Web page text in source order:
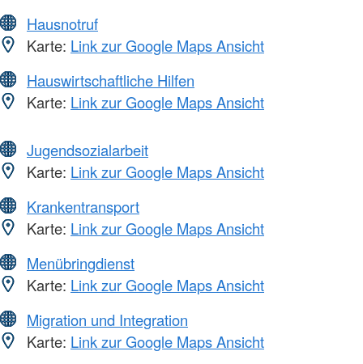
Hausnotruf
Karte: Link zur Google Maps Ansicht
Hauswirtschaftliche Hilfen
Karte: Link zur Google Maps Ansicht
Jugendsozialarbeit
Karte: Link zur Google Maps Ansicht
Krankentransport
Karte: Link zur Google Maps Ansicht
Menübringdienst
Karte: Link zur Google Maps Ansicht
Migration und Integration
Karte: Link zur Google Maps Ansicht